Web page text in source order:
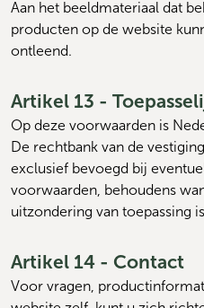
Aan het beeldmateriaal dat
producten op de website
ontleend.
Artikel 13 -
Op deze voorwaarden is
De rechtbank van de
exclusief bevoegd bij
voorwaarden, behoudens
uitzondering van toepassing
Artikel 14 - Contact
Voor vragen,